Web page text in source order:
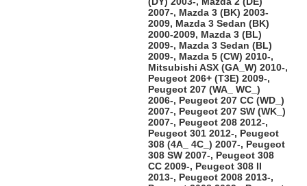
2007-, Mazda 3 (BK) 2003-
2009, Mazda 3 Sedan (BK)
2000-2009, Mazda 3 (BL)
2009-, Mazda 3 Sedan (BL)
2009-, Mazda 5 (CW) 2010-,
Mitsubishi ASX (GA_W) 2010-,
Peugeot 206+ (T3E) 2009-,
Peugeot 207 (WA_ WC_)
2006-, Peugeot 207 CC (WD_)
2007-, Peugeot 207 SW (WK_)
2007-, Peugeot 208 2012-,
Peugeot 301 2012-, Peugeot
308 (4A_ 4C_) 2007-, Peugeot
308 SW 2007-, Peugeot 308
CC 2009-, Peugeot 308 II
2013-, Peugeot 2008 2013-,